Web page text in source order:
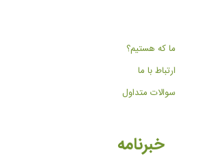
ما که هستیم؟
ارتباط با ما
سوالات متداول
خبرنامه